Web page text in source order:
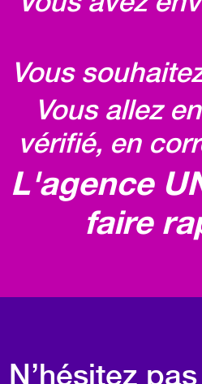
Vous
Vous allez
vérifié, en
L'agence
faire
N’hésitez